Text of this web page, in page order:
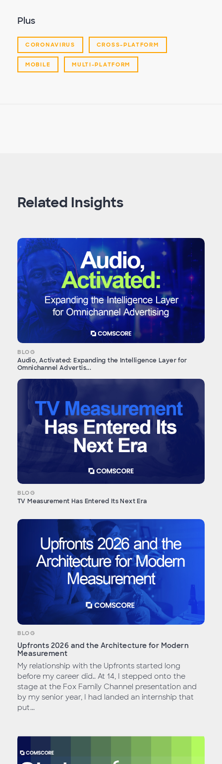
Plus
CORONAVIRUS CROSS-PLATFORM
MOBILE MULTI-PLATFORM
Related Insights
BLOG
Audio, Activated: Expanding the Intelligence Layer for
Omnichannel Advertis...
BLOG
TV Measurement Has Entered Its Next Era
BLOG
Upfronts 2026 and the Architecture for Modern
Measurement
My relationship with the Upfronts started long
before my career did.. At 14, I stepped onto the
stage at the Fox Family Channel presentation and
by my senior year, I had landed an internship that
put...